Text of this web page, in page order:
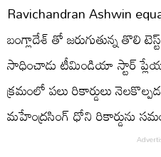
Ravichandran Ashwin
బంగ్లాదేశ్ తో జరుగుతున్న తొలి
సాధించాడు టీమిండియా స్టార్
క్రమంలో పలు రికార్డులు
మహేంద్రసింగ్ ధోని రికార్డును